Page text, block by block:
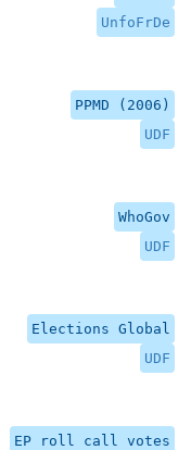
UnfoFrDe
PPMD (2006)
UDF
WhoGov
UDF
Elections Global
UDF
EP roll call votes